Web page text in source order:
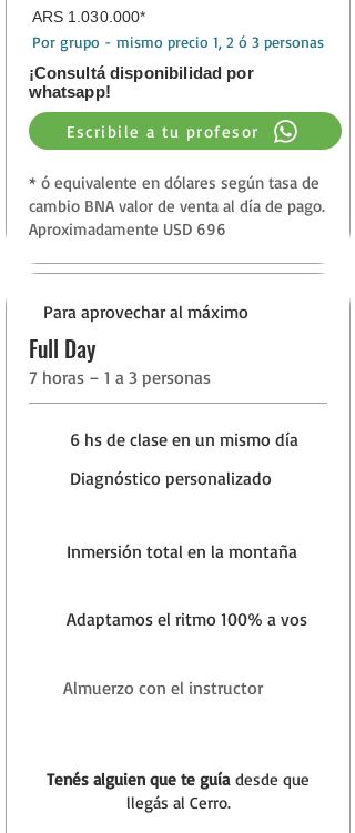
Lo que nos hace
diferentes
Comunicación Directa con tu
garantizando una conexión más
cercana y eficiente.
en la montaña y atención 100%
mezclamos desconocidos. Tu grupo
ARS 1.030.000*
Por grupo - mismo precio 1, 2 ó 3 personas
¡Consultá disponibilidad por
whatsapp!
Escribile a tu profesor
* ó equivalente en dólares según tasa de
cambio BNA valor de venta al día de pago.
Aproximadamente USD 696
Para aprovechar al máximo
Full Day
7 horas – 1 a 3 personas
6 hs de clase en un mismo día
Diagnóstico personalizado
Inmersión total en la montaña
Adaptamos el ritmo 100% a vos
Almuerzo con el instructor
Tenés alguien que te guía desde que
llegás al Cerro.